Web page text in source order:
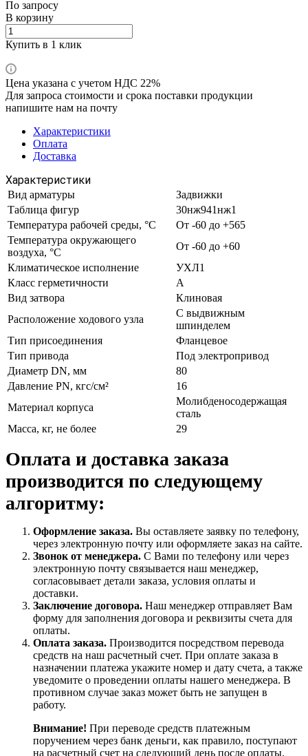
По запросу
В корзину
Купить в 1 клик
Цена указана с учетом НДС 22%
Для запроса стоимости и срока поставки продукции
напишите нам на почту
Характеристики
Оплата
Доставка
Характеристики
Вид арматуры
Задвижки
Таблица фигур
30нж941нж1
Температура рабочей среды, °С
От -60 до +565
Температура окружающего
воздуха, °С
От -60 до +60
Климатическое исполнение
УХЛ1
Класс герметичности
А
Вид затвора
Клиновая
Расположение ходового узла
С выдвижным
шпинделем
Тип присоединения
Фланцевое
Тип привода
Под электропривод
Диаметр DN, мм
80
Давление PN, кгс/см²
16
Материал корпуса
Молибденосодержащая
сталь
Масса, кг, не более
29
Оплата и доставка заказа
производится по следующему
алгоритму:
Оформление заказа. Вы оставляете заявку по телефону,
через электронную почту или оформляете заказ на сайте.
Звонок от менеджера. С Вами по телефону или через
электронную почту связывается наш менеджер,
согласовывает детали заказа, условия оплаты и
доставки.
Заключение договора. Наш менеджер отправляет Вам
форму для заполнения договора и реквизиты счета для
оплаты.
Оплата заказа. Производится посредством перевода
средств на наш расчетный счет. При оплате заказа в
назначении платежа укажите номер и дату счета, а также
уведомите о проведении оплаты нашего менеджера. В
противном случае заказ может быть не запущен в
работу.
Внимание! При переводе средств платежным
поручением через банк деньги, как правило, поступают
на расчетный счет на следующий день после оплаты.